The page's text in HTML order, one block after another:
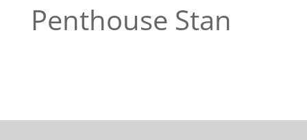
Penthouse Stan